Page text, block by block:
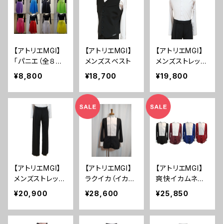
ード ラテン マリ
グラントインター
ナショナル MGI
学連…
【アトリエMGI】
「パニエ（全８カ
ラー）」MGIマリ
グラントインター
ナショナル レデ
ィース パニエ レ
オパニ 練習着
スカート 社交ダ
ンス レッスンウ
ェア ダンス スタ
ンダード ラテ
ン…
¥8,800
【アトリエMGI】
メンズスベスト
¥18,700
【アトリエMGI】
メンズストレッチ
ワイシャツ
¥19,800
【アトリエMGI】
メンズストレッチ
パンツ
¥20,900
【アトリエMGI】
ラクイカ（イカ胸
シャツ）超ストレ
ッチ＆パンツレス
¥28,600
【アトリエMGI】
爽快イカムネシ
ャツ
¥25,850